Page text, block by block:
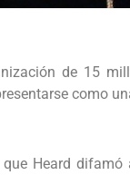
de 15
como
Heard